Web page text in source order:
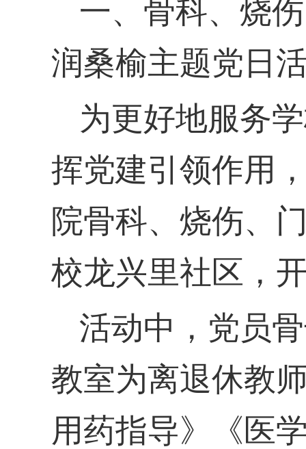
一、骨科、烧
润桑榆主题党日
为更好地服务
挥党建引领作用
院骨科、烧伤、
校龙兴里社区，
活动中， 党员
教室为离退休教
用药指导》《医